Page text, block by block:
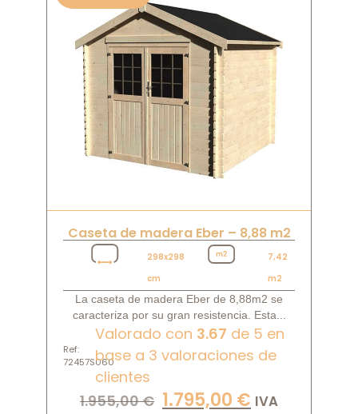
Caseta de madera Eber – 8,88 m2
298x298
cm
7,42
m2
La caseta de madera Eber de 8,88m2 se
caracteriza por su gran resistencia. Esta...
Ref:
72457S060
Valorado con 3.67 de 5 en
base a 3 valoraciones de
clientes
1.955,00€ 1.795,00 € IVA